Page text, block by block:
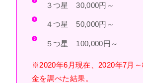
３つ星 30,000円～
４つ星 50,000円～
５つ星 100,000円～
※2020年6月現在、2020年7月
金を調べた結果。